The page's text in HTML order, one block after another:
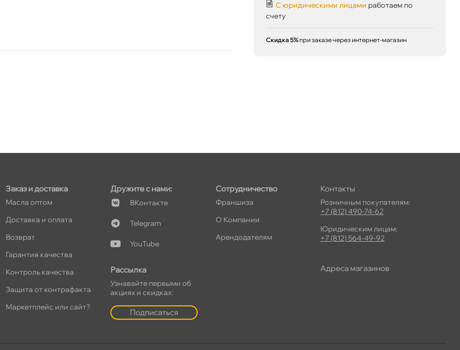
С юридическими лицами работаем по
счету
Скидка 5% при заказе через интернет-магазин
Заказ и доставка
Масла оптом
Доставка и оплата
озврат
Гарантия качества
Контроль качества
Защита от контрафакта
Маркетплейс или сайт?
Дружите с нами:
Контакте
Telegram
YouTube
Рассылка
Узнавайте первыми о
акциях и скидках:
Подписаться
Сотрудничество
Франшиза
О Компании
Арендодателям
Контакты
Розничным покупателям:
+7 (812) 490-74-62
Юридическим лицам:
+7 (812) 564-49-92
Адреса магазино